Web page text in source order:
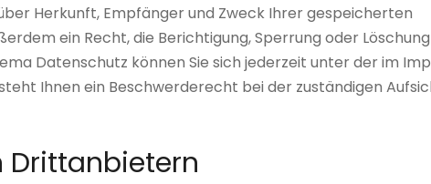
Herkunft, Empfänger und Zweck Ihrer gespeicherten
ein Recht, die Berichtigung, Sperrung oder
Datenschutz können Sie sich jederzeit unter der im
Ihnen ein Beschwerderecht bei der zuständigen
Drittanbietern